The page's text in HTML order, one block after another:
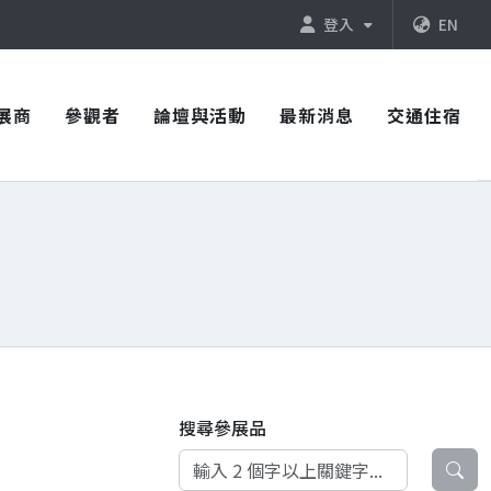
登入 EN
商 參觀者 論壇與活動 最新消息 交通住宿
搜尋參展品